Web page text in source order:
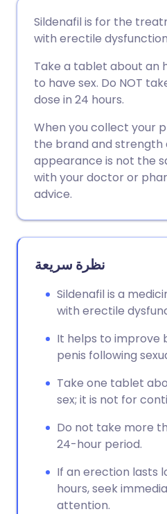
عبر فيسبوك
عبر لينكد إن
مشاركة عبر X
عبر واتساب
🇪🇸 Español
🇮🇹
🇮🇳 हिन्दी
🇸🇦 عربي
Sildenafil is for the
with erectile
Take a tablet about an
to have sex. Do NOT
dose in 24 hours.
When you collect your
the brand and
appearance is not the
with your doctor or
advice.
نظرة سريعة
Sildenafil is a
with erectile
It helps to improve
penis following
Take one tablet
sex; it is not for
Do not take more
24-hour period.
If an erection lasts
hours, seek
attention.